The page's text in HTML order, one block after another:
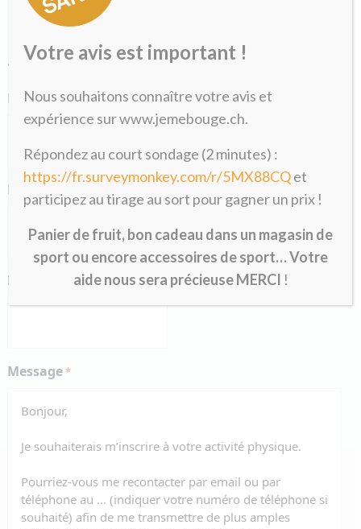
Formulaire de pré-inscription
«
» indique les champs nécessaires
Nom*
Prénom
E-mail
Message*
Votre avis est important !
Nous souhaitons connaître votre avis et
expérience sur www.jemebouge.ch.
Répondez au court sondage (2 minutes) :
https://fr.surveymonkey.com/r/5MX88CQet
participez au tirage au sort pour gagner un prix !
Panier de fruit, bon cadeau dans un magasin de
sport ou encore accessoires de sport… Votre
aide nous sera précieuse MERCI !